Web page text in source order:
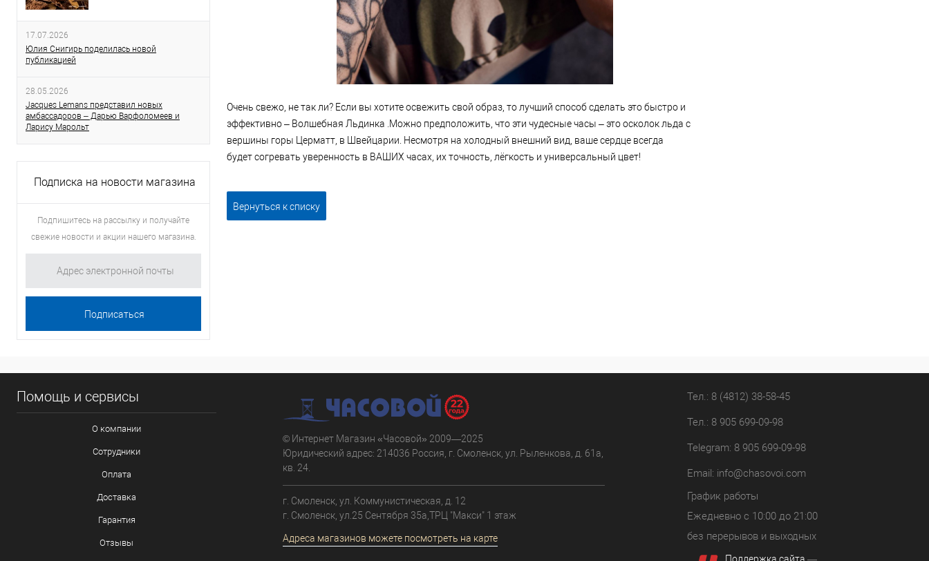
17.07.2026
Юлия Снигирь поделилась новой
публикацией
28.05.2026
Jacques Lemans представил новых
амбассадоров – Дарью Варфоломеев и
Ларису Марольт
Подписка на новости магазина
Подпишитесь на рассылку и получайте
свежие новости и акции нашего магазина.
Очень свежо, не так ли? Если вы хотите освежить свой образ, то лучший способ сделать это быстро и
эффективно – Волшебная Льдинка .Можно предположить, что эти чудесные часы – это осколок льда с
вершины горы Церматт, в Швейцарии. Несмотря на холодный внешний вид, ваше сердце всегда
будет согревать уверенность в ВАШИХ часах, их точность, лёгкость и универсальный цвет!
Вернуться к списку
Помощь и сервисы
О компании
Сотрудники
Оплата
Доставка
Гарантия
Отзывы
© Интернет Магазин «Часовой» 2009—2025
Юридический адрес: 214036 Россия, г. Смоленск, ул. Рыленкова, д. 61а,
кв. 24.
г. Смоленск, ул. Коммунистическая, д. 12
г. Смоленск, ул.25 Сентября 35а,ТРЦ "Макси" 1 этаж
Адреса магазинов можете посмотреть на карте
Тел.: 8 (4812) 38-58-45
Тел.: 8 905 699-09-98
Telegram: 8 905 699-09-98
Email: info@chasovoi.com
График работы
Ежедневно с 10:00 до 21:00
без перерывов и выходных